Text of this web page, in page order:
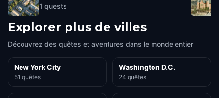
1 quests
Explorer plus de villes
Découvrez des quêtes et aventures dans le monde entier
New York City
51 quêtes
Washington D.C.
24 quêtes